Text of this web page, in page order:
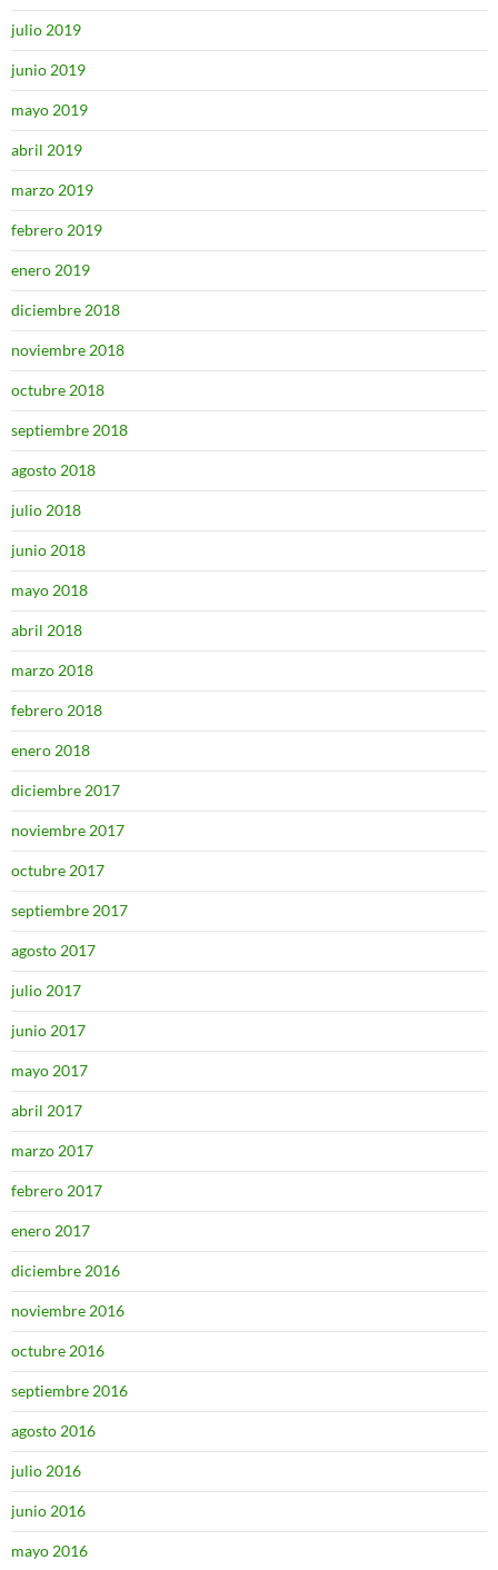
julio 2019
junio 2019
mayo 2019
abril 2019
marzo 2019
febrero 2019
enero 2019
diciembre 2018
noviembre 2018
octubre 2018
septiembre 2018
agosto 2018
julio 2018
junio 2018
mayo 2018
abril 2018
marzo 2018
febrero 2018
enero 2018
diciembre 2017
noviembre 2017
octubre 2017
septiembre 2017
agosto 2017
julio 2017
junio 2017
mayo 2017
abril 2017
marzo 2017
febrero 2017
enero 2017
diciembre 2016
noviembre 2016
octubre 2016
septiembre 2016
agosto 2016
julio 2016
junio 2016
mayo 2016